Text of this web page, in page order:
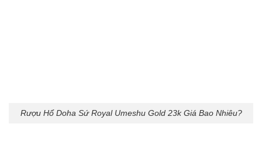
Rượu Hổ Doha Sứ Royal Umeshu Gold 23k Giá Bao Nhiêu?